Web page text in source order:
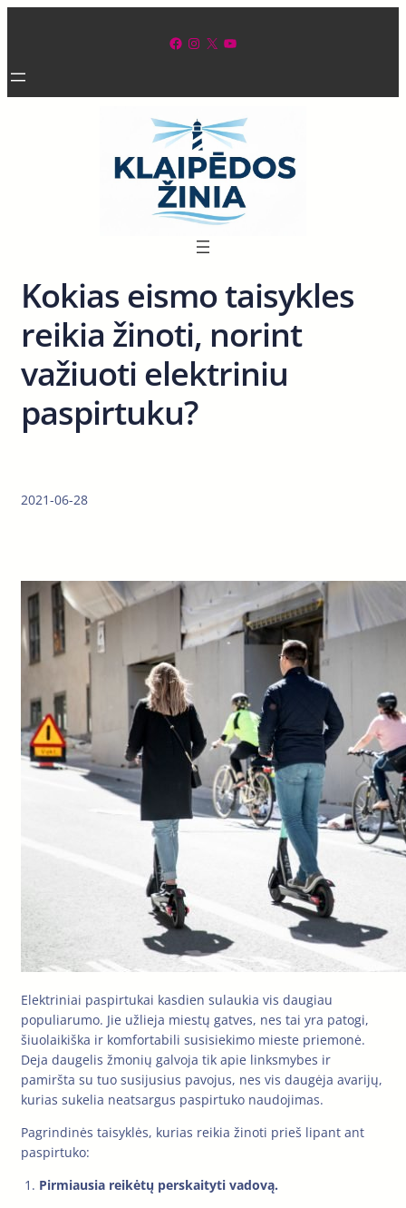
Facebook Instagram X YouTube
Kokias eismo taisykles
reikia žinoti, norint
važiuoti elektriniu
paspirtuku?
2021-06-28
Elektriniai paspirtukai kasdien sulaukia vis daugiau
populiarumo. Jie užlieja miestų gatves, nes tai yra patogi,
šiuolaikiška ir komfortabili susisiekimo mieste priemonė.
Deja daugelis žmonių galvoja tik apie linksmybes ir
pamiršta su tuo susijusius pavojus, nes vis daugėja avarijų,
kurias sukelia neatsargus paspirtuko naudojimas.
Pagrindinės taisyklės, kurias reikia žinoti prieš lipant ant
paspirtuko:
Pirmiausia reikėtų perskaityti vadovą.